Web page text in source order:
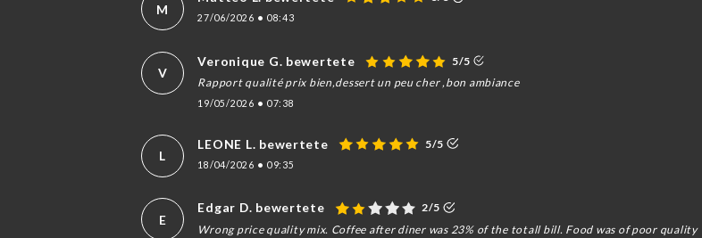
M
27/06/2026 • 08:43
V
Veronique G. bewertete
5/5
Rapport qualité prix bien,dessert un peu cher ,bon ambiance
19/05/2026 • 07:38
L
LEONE L. bewertete 5/5
18/04/2026 • 09:35
E
Edgar D. bewertete
2/5
Wrong price quality mix. Coffee after diner was 23% of the totall bill. Food was of poor quality